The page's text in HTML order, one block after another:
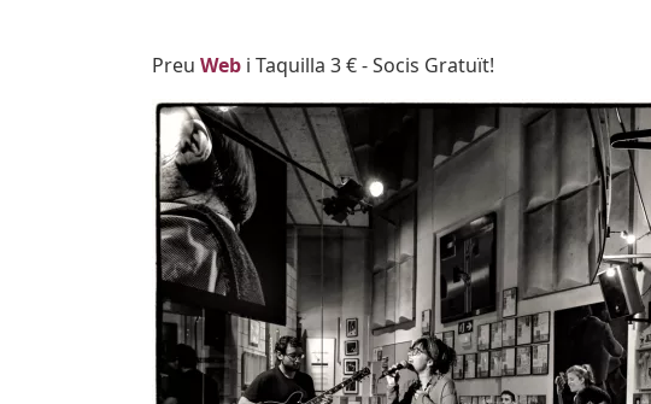
Body
Preu Web i Taquilla 3 € - Socis Gratuït!
Imatges
Image